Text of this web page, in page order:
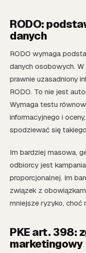
RODO:
danych
RODO wymaga
danych osobowych.
prawnie uzasadniony
RODO. To nie jest
Wymaga testu
informacyjnego i
spodziewać się
Im bardziej masowa,
odbiorcy jest
proporcjonalnej. Im
związek z
mniejsze ryzyko, choć
PKE art. 398:
marketingowy